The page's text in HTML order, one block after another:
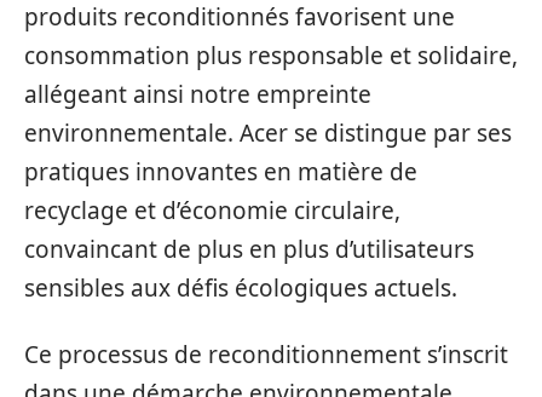
produits reconditionnés favorisent une
consommation plus responsable et solidaire,
allégeant ainsi notre empreinte
environnementale. Acer se distingue par ses
pratiques innovantes en matière de
recyclage et d’économie circulaire,
convaincant de plus en plus d’utilisateurs
sensibles aux défis écologiques actuels.
Ce processus de reconditionnement s’inscrit